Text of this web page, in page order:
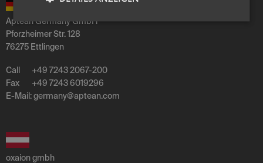
Aptean Germany GmbH
Pforzheimer Str. 128
76275 Ettlingen
Call
+49 7243 2067-200
Fax
+49 7243 6019296
E-Mail: germany@aptean.com
oxaion gmbh